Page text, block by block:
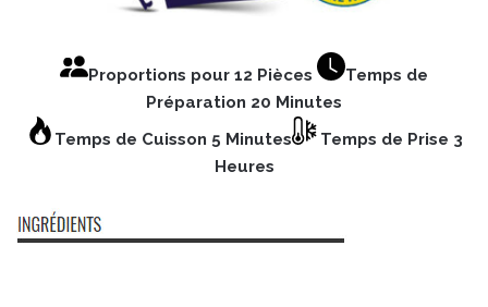
Proportions pour 12 Pièces
Temps de
Préparation 20 Minutes
Temps de Cuisson 5 Minutes
Temps de Prise 3
Heures